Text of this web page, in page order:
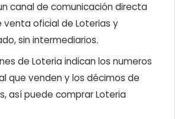
canal de comunicación directa
venta oficial de Loterias y
sin intermediarios.
de Loteria indican los numeros
que venden y los décimos de
así puede comprar Loteria